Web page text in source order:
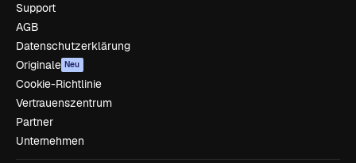
Support
AGB
Datenschutzerklärung
Originale Neu
Cookie-Richtlinie
Vertrauenszentrum
Partner
Unternehmen